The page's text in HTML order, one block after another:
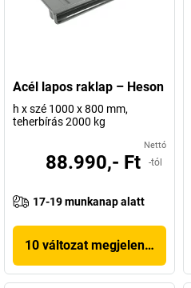
Acél lapos raklap – Heson
h x szé 1000 x 800 mm,
teherbírás 2000 kg
Nettó
88.990,- Ft -tól
17-19 munkanap alatt
10 változat megjelenítése